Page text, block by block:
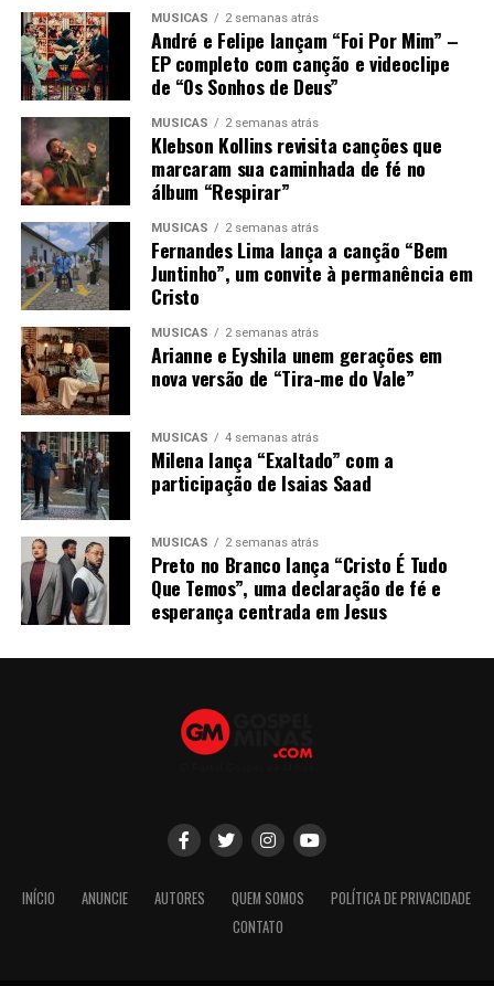
MÚSICAS 2 semanas atrás
André e Felipe lançam “Foi Por Mim” –
EP completo com canção e videoclipe
de “Os Sonhos de Deus”
MÚSICAS 2 semanas atrás
Klebson Kollins revisita canções que
marcaram sua caminhada de fé no
álbum “Respirar”
MÚSICAS 2 semanas atrás
Fernandes Lima lança a canção “Bem
Juntinho”, um convite à permanência em
Cristo
MÚSICAS 2 semanas atrás
Arianne e Eyshila unem gerações em
nova versão de “Tira-me do Vale”
MÚSICAS 4 semanas atrás
Milena lança “Exaltado” com a
participação de Isaias Saad
MÚSICAS 2 semanas atrás
Preto no Branco lança “Cristo É Tudo
Que Temos”, uma declaração de fé e
esperança centrada em Jesus
INÍCIO ANUNCIE AUTORES QUEM SOMOS
POLÍTICA DE PRIVACIDADE
CONTATO